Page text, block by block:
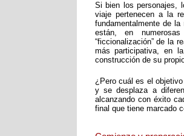
Si bien los personajes,
viaje pertenecen a la
fundamentalmente de
están, en
“ficcionalización” de la
más participativa, en
construcción de su
¿Pero cuál es el
y se desplaza a
alcanzando con éxito
final que tiene marcado